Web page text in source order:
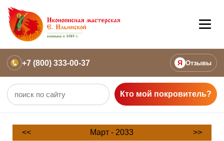
+7 (800) 333-00-37 Я Отзывы
Кто мой покровитель?
<< Март - 2033
>>